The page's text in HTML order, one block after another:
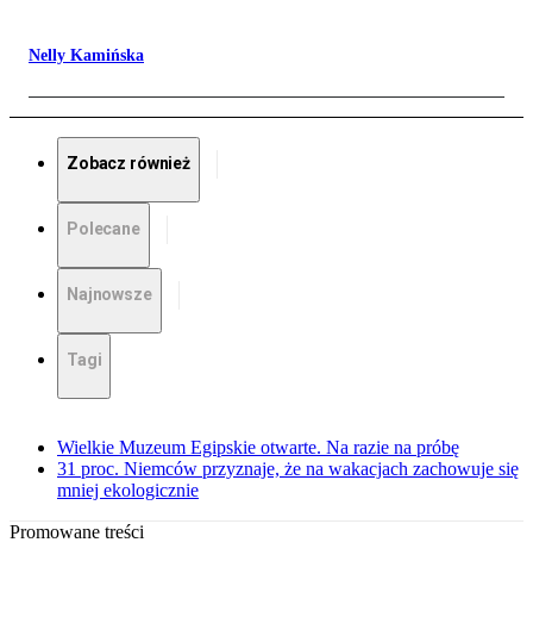
Nelly Kamińska
Zobacz również
Polecane
Najnowsze
Tagi
Wielkie Muzeum Egipskie otwarte. Na razie na próbę
31 proc. Niemców przyznaje, że na wakacjach zachowuje się
mniej ekologicznie
Promowane treści